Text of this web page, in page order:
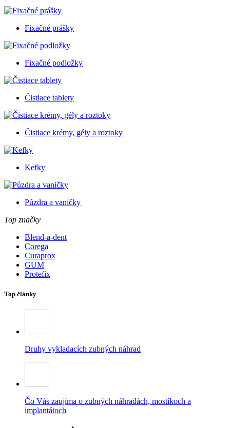
Fixačné prášky
Fixačné podložky
Čistiace tablety
Čistiace krémy, gély a roztoky
Kefky
Púzdra a vaničky
Top značky
Blend-a-dent
Corega
Curaprox
GUM
Protefix
Top články
Druhy vykladacích zubných náhrad
Čo Vás zaujíma o zubných náhradách, mostíkoch a
implantátoch